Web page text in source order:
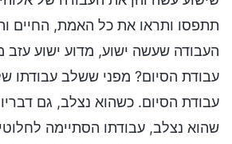
תתפסו ותראו את כל האמת, החיים
העבודה שעשה ישוע, מדוע ישוע
עבודת הסיום? מפני ששלב עבודתו
עבודת הסיום. כשהוא נצלב, גם
שהוא נצלב, עבודתו הסתיימה